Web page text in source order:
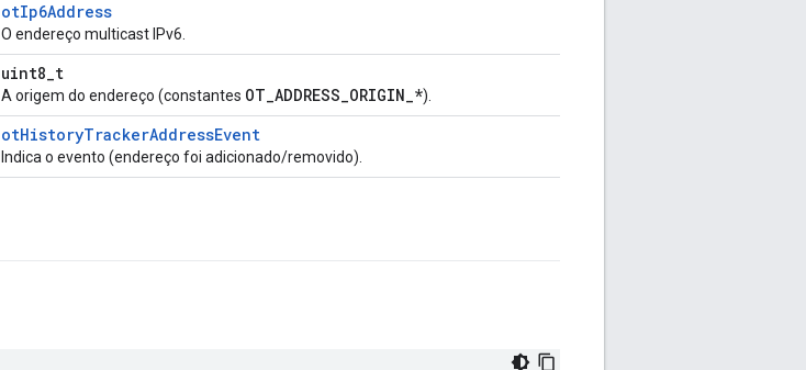
otIp6Address
O endereço multicast IPv6.
uint8_t
A origem do endereço (constantes OT_ADDRESS_ORIGIN_*).
otHistoryTrackerAddressEvent
Indica o evento (endereço foi adicionado/removido).